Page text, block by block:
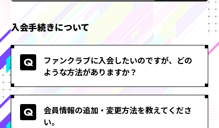
入会手続きについて
ファンクラブに入会したいのですが、どの
ような方法がありますか？
会員情報の追加・変更方法を教えてくださ
い。